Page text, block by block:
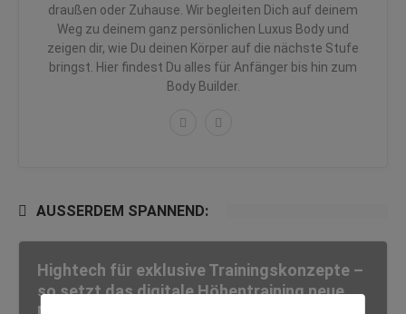
draußen oder Zuhause. Wir begleiten Dich auf deinem
Weg zu deinem ganz persönlichen Luxus Body und
zeigen dir, wie Du deinen Körper auf die nächste Stufe
bringst. Hier findest Du alles für Anfänger bis hin zum
Body Builder.
AUSSERDEM SPANNEND:
Hightech für exklusive Trainingskonzepte –
so setzt das digitale Höhentraining neue